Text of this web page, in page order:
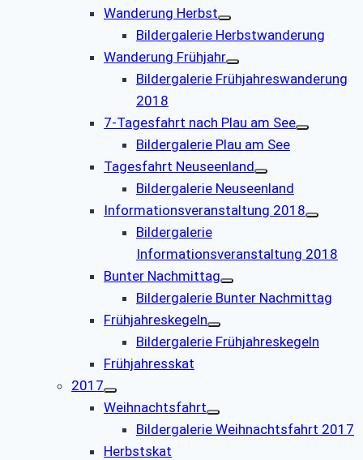
Wanderung Herbst
Bildergalerie Herbstwanderung
Wanderung Frühjahr
Bildergalerie Frühjahreswanderung
2018
7-Tagesfahrt nach Plau am See
Bildergalerie Plau am See
Tagesfahrt Neuseenland
Bildergalerie Neuseenland
Informationsveranstaltung 2018
Bildergalerie
Informationsveranstaltung 2018
Bunter Nachmittag
Bildergalerie Bunter Nachmittag
Frühjahreskegeln
Bildergalerie Frühjahreskegeln
Frühjahresskat
2017
Weihnachtsfahrt
Bildergalerie Weihnachtsfahrt 2017
Herbstskat